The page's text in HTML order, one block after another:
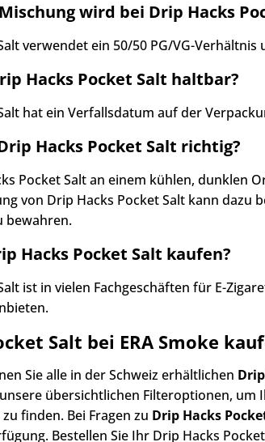
wird bei Drip Hacks
verwendet ein 50/50 PG/VG-
Hacks Pocket Salt haltbar?
hat ein Verfallsdatum auf der
Hacks Pocket Salt richtig?
Pocket Salt an einem kühlen,
von Drip Hacks Pocket Salt kann dazu
bewahren.
Hacks Pocket Salt kaufen?
ist in vielen Fachgeschäften für E-
Salt bei ERA Smoke
Sie alle in der Schweiz erhältlichen
übersichtlichen Filteroptionen, um
finden. Bei Fragen zu Drip Hacks
Bestellen Sie Ihr Drip Hacks